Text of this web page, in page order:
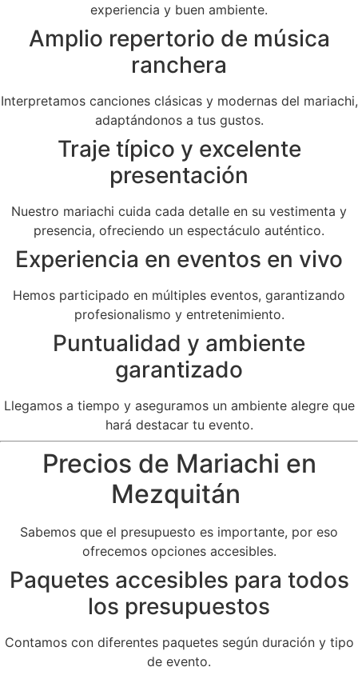
experiencia y buen ambiente.
Amplio repertorio de música
ranchera
Interpretamos canciones clásicas y modernas del mariachi,
adaptándonos a tus gustos.
Traje típico y excelente
presentación
Nuestro mariachi cuida cada detalle en su vestimenta y
presencia, ofreciendo un espectáculo auténtico.
Experiencia en eventos en vivo
Hemos participado en múltiples eventos, garantizando
profesionalismo y entretenimiento.
Puntualidad y ambiente
garantizado
Llegamos a tiempo y aseguramos un ambiente alegre que
hará destacar tu evento.
Precios de Mariachi en
Mezquitán
Sabemos que el presupuesto es importante, por eso
ofrecemos opciones accesibles.
Paquetes accesibles para todos
los presupuestos
Contamos con diferentes paquetes según duración y tipo
de evento.